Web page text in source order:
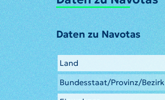
Daten zu Navotas
Land
Bundesstaat/Provinz/Bezirk